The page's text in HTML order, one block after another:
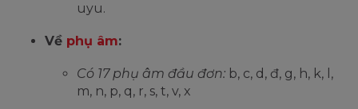
uyu.
Về phụ âm:
Có 17 phụ âm đầu đơn: b, c, d, đ, g, h, k, l,
m, n, p, q, r, s, t, v, x